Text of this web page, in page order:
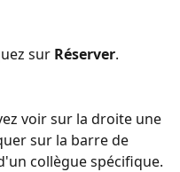
sur Réserver.
voir sur la droite une
sur la barre de
collègue spécifique.